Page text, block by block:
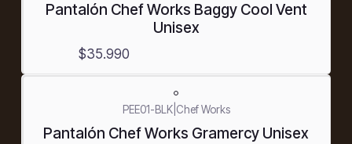
Pantalón Chef Works Baggy Cool Vent
Unisex
$35.990
PEE01-BLK| Chef Works
Pantalón Chef Works Gramercy Unisex